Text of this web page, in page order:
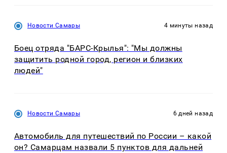
Новости Самары 4 минуты назад
Боец отряда "БАРС-Крылья": "Мы должны
защитить родной город, регион и близких
людей"
Новости Самары 6 дней назад
Автомобиль для путешествий по России – какой
он? Самарцам назвали 5 пунктов для дальней